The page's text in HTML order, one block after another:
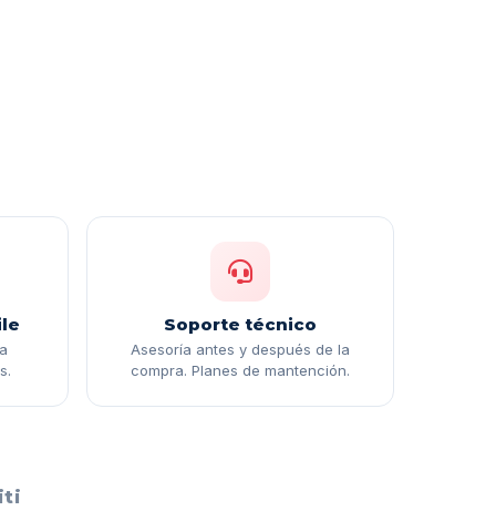
Soporte técnico
Asesoría antes y después de la
compra. Planes de mantención.